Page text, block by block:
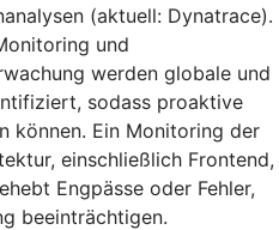
(aktuell: Dynatrace).
und
werden globale und
sodass proaktive
können. Ein Monitoring der
einschließlich Frontend,
Engpässe oder Fehler,
beeinträchtigen.